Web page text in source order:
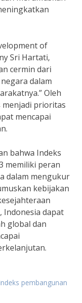
of
Sri Hartati,
cermin dari
dalam
Oleh
prioritas
mencapai
bahwa Indeks
memiliki peran
dalam mengukur
kebijakan
Indonesia dapat
global dan
indeks pembangunan